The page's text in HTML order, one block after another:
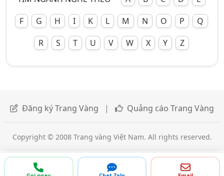
F
G H I K L M N O P
Q
R
S T U V W X Y Z
Đăng ký Trang Vàng | Quảng cáo Trang Vàng
Copyright © 2008 Trang vàng Việt Nam. All rights reserved.